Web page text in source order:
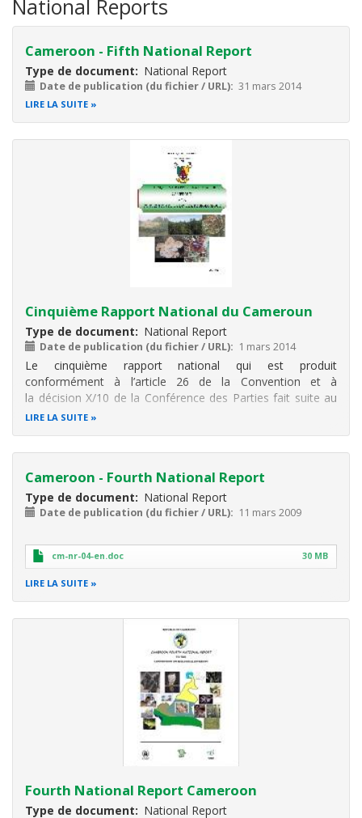
National Reports
Cameroon - Fifth National Report
Type de document National Report
Date de publication (du fichier / URL) 31 mars 2014
LIRE LA SUITE
Cinquième Rapport National du Cameroun
Type de document National Report
Date de publication (du fichier / URL) 1 mars 2014
Le cinquième rapport national qui est produit
conformément à l’article 26 de la Convention et à
la décision X/10 de la Conférence des Parties fait suite au
4e rapport national 2009 et couvre la période les activités
LIRE LA SUITE
Cameroon - Fourth National Report
Type de document National Report
Date de publication (du fichier / URL) 11 mars 2009
cm-nr-04-en.doc 30 MB
LIRE LA SUITE
Fourth National Report Cameroon
Type de document National Report